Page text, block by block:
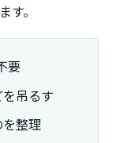
。
要
吊るす
整理